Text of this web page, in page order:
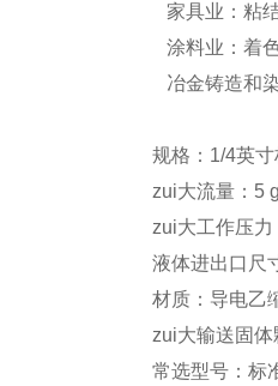
家具业：粘
涂料业：着
冶金铸造和
规格：1/4英
zui大流量：5
zui大工作压力
液体进出口尺
材质：导电乙
zui大输送固体
常选型号：标